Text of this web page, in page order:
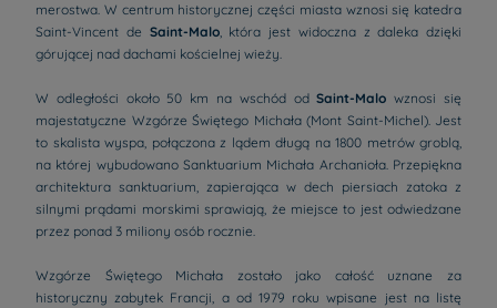
merostwa. W centrum historycznej części miasta wznosi się katedra
Saint-Vincent de Saint-Malo, która jest widoczna z daleka dzięki
górującej nad dachami kościelnej wieży.
W odległości około 50 km na wschód odSaint-Malo wznosi się
majestatyczne Wzgórze Świętego Michała (Mont Saint-Michel). Jest
to skalista wyspa, połączona z lądem długą na 1800 metrów groblą,
na której wybudowano Sanktuarium Michała Archanioła. Przepiękna
architektura sanktuarium, zapierająca w dech piersiach zatoka z
silnymi prądami morskimi sprawiają, że miejsce to jest odwiedzane
przez ponad 3 miliony osób rocznie.
Wzgórze Świętego Michała zostało jako całość uznane za
historyczny zabytek Francji, a od 1979 roku wpisane jest na listę